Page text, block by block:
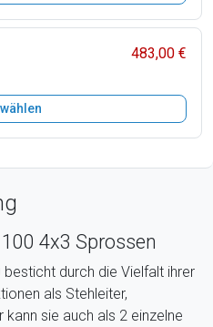
483,00 €
4x3 Sprossen
durch die Vielfalt ihrer
als Stehleiter,
sie auch als 2 einzelne